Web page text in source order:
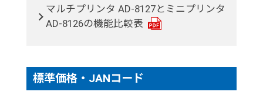
マルチプリンタ AD-8127とミニプリンタ
AD-8126の機能比較表
標準価格・JANコード